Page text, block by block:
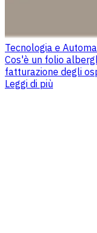
Tecnologia e
Cos'è un folio
fatturazione degli
Leggi di più